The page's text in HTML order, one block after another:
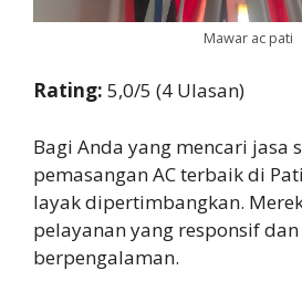
Mawar ac pati
Rating: 5,0/5 (4 Ulasan)
Bagi Anda yang mencari jasa
pemasangan AC terbaik di
layak dipertimbangkan.
pelayanan yang responsif
berpengalaman.